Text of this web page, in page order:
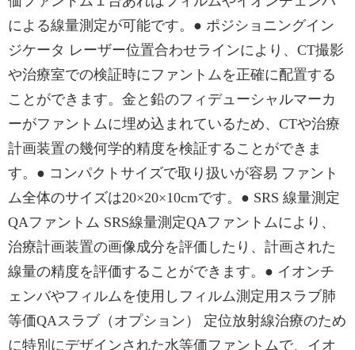
による線量測定が可能です。● ポジショニングイン
ジケータ レーザー位置合わせラインにより、CT撮影
や治療室での検証時にファントムを正確に配置する
ことができます。金と鉛のフィデューシャルマーカ
ーがファントムに埋め込まれているため、CTや治療
計画装置の幾何学的精度を検証することができま
す。● コンパクトサイズで取り扱いが容易 ファント
ム全体のサイズは20×20×10cmです。● SRS 線量測定
QAファントム SRS線量測定QAファントムにより、
治療計画装置の画像成分を評価したり、計画された
線量の精度を評価することができます。● イオンチ
ェンバやフィルムを使用しフィルム測定用スラブ肺
等価QAスラブ（オプション） 定位放射線治療のため
に特別にデザインされた水等価ファントムで、イオ